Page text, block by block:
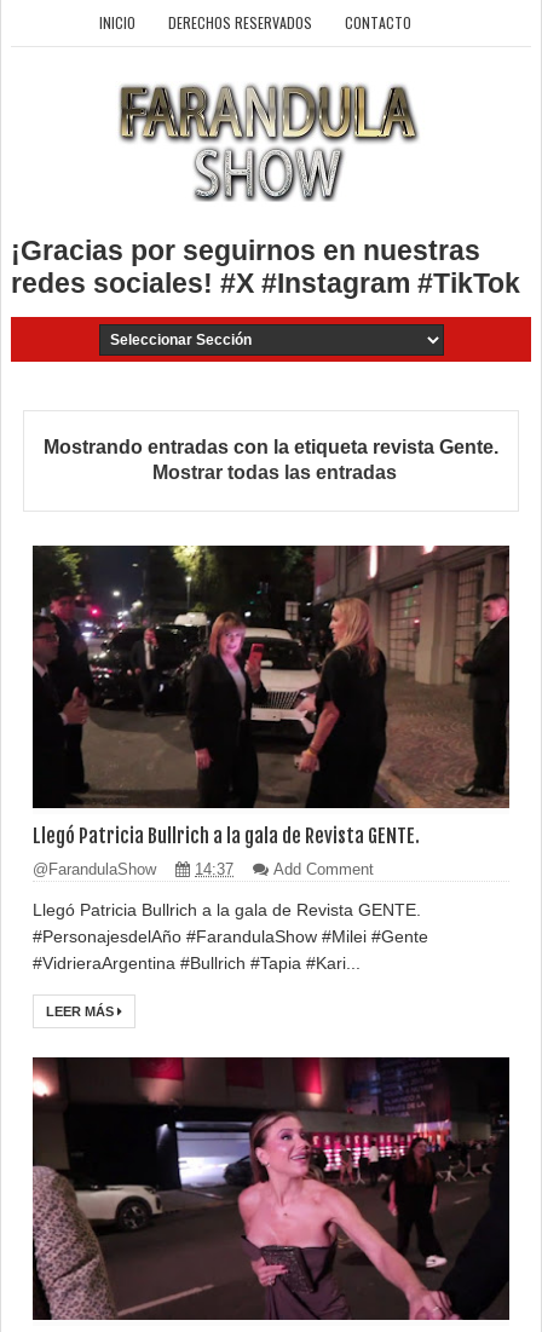
INICIO DERECHOS RESERVADOS CONTACTO
¡Gracias por seguirnos en nuestras
redes sociales! #X #Instagram #TikTok
Mostrando entradas con la etiqueta revista Gente.
Mostrar todas las entradas
Llegó Patricia Bullrich a la gala de Revista GENTE.
@FarandulaShow 14:37 Add Comment
Llegó Patricia Bullrich a la gala de Revista GENTE.
#PersonajesdelAño #FarandulaShow #Milei #Gente
#VidrieraArgentina #Bullrich #Tapia #Kari...
LEER MÁS